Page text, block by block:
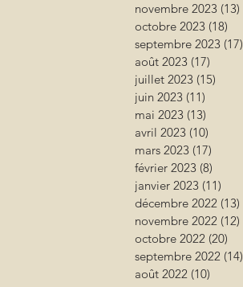
novembre 2023 (13)
octobre 2023 (18)
septembre 2023 (17)
août 2023 (17)
juillet 2023 (15)
juin 2023 (11)
mai 2023 (13)
avril 2023 (10)
mars 2023 (17)
février 2023 (8)
janvier 2023 (11)
décembre 2022 (13)
novembre 2022 (12)
octobre 2022 (20)
septembre 2022 (14)
août 2022 (10)